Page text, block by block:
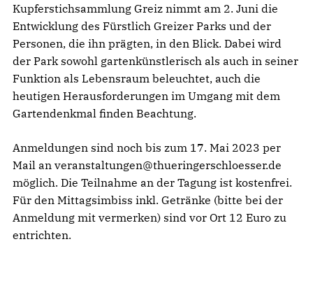
Kupferstichsammlung Greiz nimmt am 2. Juni die
Entwicklung des Fürstlich Greizer Parks und der
Personen, die ihn prägten, in den Blick. Dabei wird
der Park sowohl gartenkünstlerisch als auch in seiner
Funktion als Lebensraum beleuchtet, auch die
heutigen Herausforderungen im Umgang mit dem
Gartendenkmal finden Beachtung.
Anmeldungen sind noch bis zum 17. Mai 2023 per
Mail an veranstaltungen@thueringerschloesser.de
möglich. Die Teilnahme an der Tagung ist kostenfrei.
Für den Mittagsimbiss inkl. Getränke (bitte bei der
Anmeldung mit vermerken) sind vor Ort 12 Euro zu
entrichten.